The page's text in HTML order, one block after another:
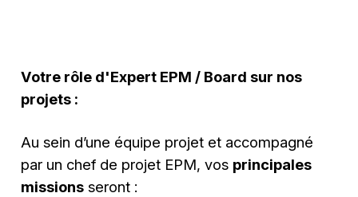
Votre rôle d'Expert EPM / Board sur nos
projets :
Au sein d’une équipe projet et accompagné
par un chef de projet EPM, vos principales
missions seront :